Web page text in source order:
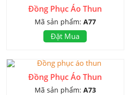
Đồng Phục Áo Thun
Mã sản phẩm: A77
Đặt Mua
Đồng Phục Áo Thun
Mã sản phẩm: A73